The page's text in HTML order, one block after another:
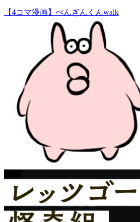
【4コマ漫画】ぺんぎんくんwalk